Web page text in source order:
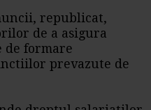
republicat,
de a asigura
de formare
prevazute de